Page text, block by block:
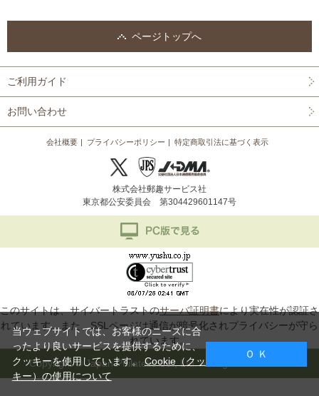
ページトップへ
ご利用ガイド
お問い合わせ
会社概要 プライバシーポリシー 特定商取引法に基づく表示
株式会社郵趣サービス社
東京都公安委員会 第304429601147号
このサイトは、サイバートラストのサーバ証明書により実在性が認証さ
れています。また、SSLページは通信が暗号化されプライバシーが守ら
れています。
Copyright © Japan Philatelic Co., Ltd. All Rights Reserved.
当ウェブサイトでは、お客様のニーズに合
ったより良いサービスを提供するために、
クッキーを使用しています。Cookie（クッ
キー）の使用について
Ｏ Ｋ